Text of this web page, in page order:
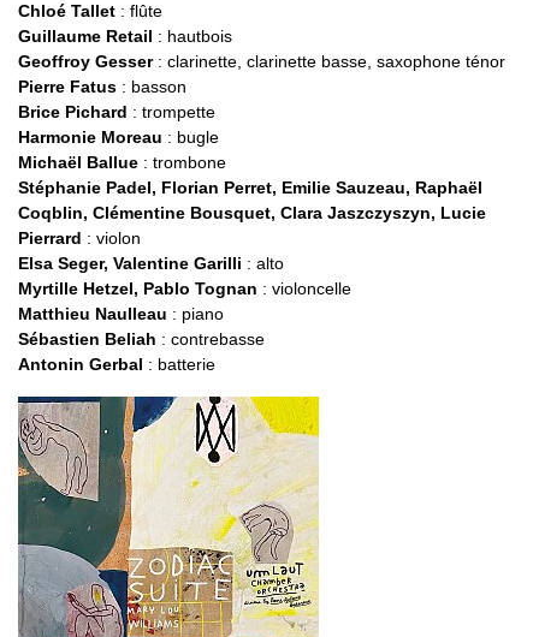
Chloé Tallet : flûte
Guillaume Retail : hautbois
Geoffroy Gesser: clarinette, clarinette basse, saxophone ténor
Pierre Fatus : basson
Brice Pichard : trompette
Harmonie Moreau : bugle
Michaël Ballue : trombone
Stéphanie Padel, Florian Perret, Emilie Sauzeau, Raphaël
Coqblin, Clémentine Bousquet, Clara Jaszczyszyn, Lucie
Pierrard : violon
Elsa Seger, Valentine Garilli : alto
Myrtille Hetzel, Pablo Tognan : violoncelle
Matthieu Naulleau : piano
Sébastien Beliah : contrebasse
Antonin Gerbal : batterie